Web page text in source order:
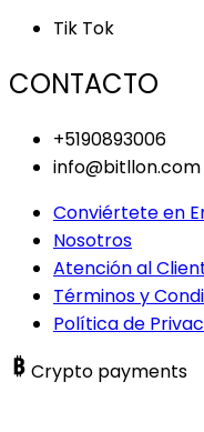
Tik Tok
CONTACTO
+5190893006
info@bitllon.com
Conviértete en
Nosotros
Atención al
Términos y
Política de
Crypto payments